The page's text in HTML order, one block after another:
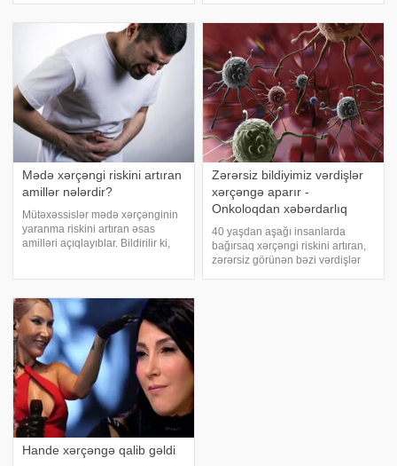
xərçəngi hüceyrələrinin inkişafın
zəngindir. xəbər verir ki, bu
barədə "MailOnline"
Mədə xərçəngi riskini artıran
amillər nələrdir?
Mütəxəssislər mədə xərçənginin
yaranma riskini artıran əsas
amilləri açıqlayıblar. Bildirilir ki,
xəbər verir ki, mədə xərçəng
Zərərsiz bildiyimiz vərdişlər
xərçəngə aparır -
Onkoloqdan xəbərdarlıq
40 yaşdan aşağı insanlarda
bağırsaq xərçəngi riskini artıran,
zərərsiz görünən bəzi vərdişlər
Hande xərçəngə qalib gəldi